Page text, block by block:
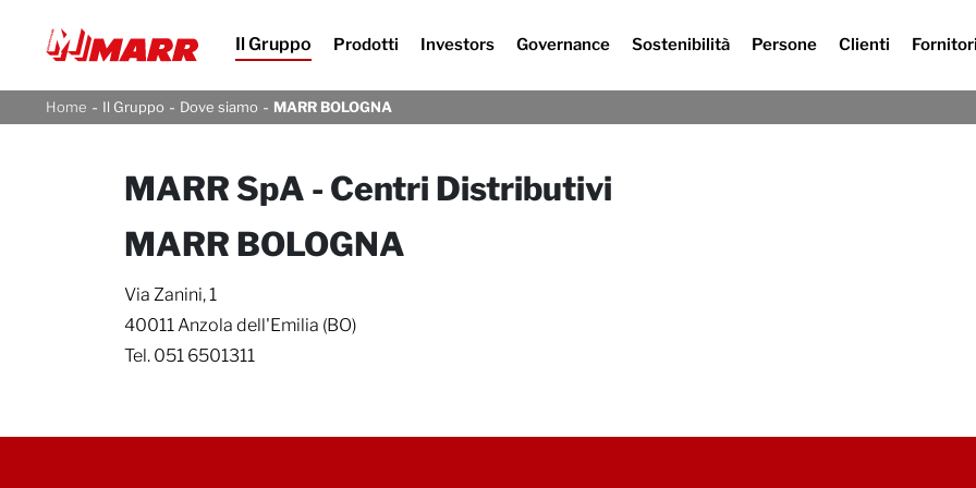
Il Gruppo Prodotti Investors Governance Sostenibilità Persone Clienti Fornitori
Home - Il Gruppo - Dove siamo - MARR BOLOGNA Dove Siamo
MARR SpA - Centri Distributivi
MARR BOLOGNA
Via Zanini, 1
40011 Anzola dell'Emilia (BO)
Tel. 051 6501311